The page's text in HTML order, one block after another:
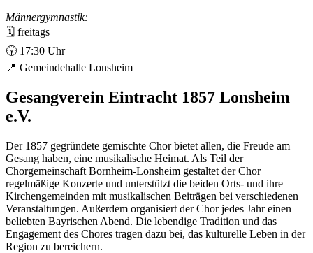
Männergymnastik:
🗓️ freitags
🕠 17:30 Uhr
📍 Gemeindehalle Lonsheim
Gesangverein Eintracht 1857 Lonsheim
e.V.
Der 1857 gegründete gemischte Chor bietet allen, die Freude am
Gesang haben, eine musikalische Heimat. Als Teil der
Chorgemeinschaft Bornheim-Lonsheim gestaltet der Chor
regelmäßige Konzerte und unterstützt die beiden Orts- und ihre
Kirchen­gemeinden mit musikalischen Beiträgen bei verschiedenen
Veranstaltungen. Außerdem organisiert der Chor jedes Jahr einen
beliebten Bayrischen Abend. Die lebendige Tradition und das
Engagement des Chores tragen dazu bei, das kulturelle Leben in der
Region zu bereichern.